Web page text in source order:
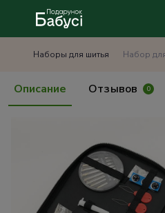
Наборы для шитья Набор
Описание Отзывов 0